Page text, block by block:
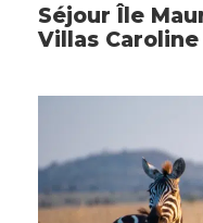
Accueil à
guide local
Séjour Île
Villas Caroline